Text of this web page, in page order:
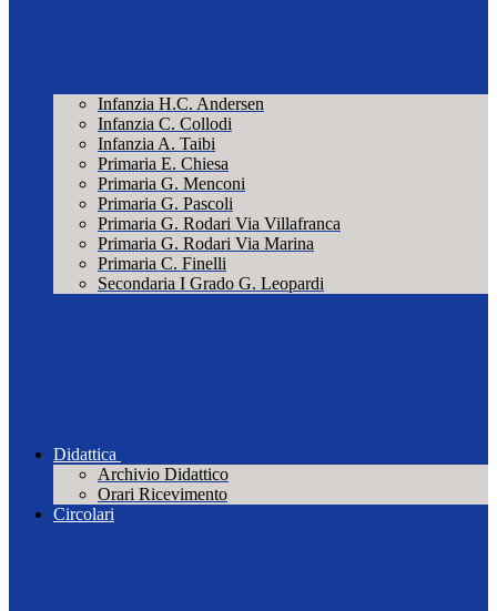
Infanzia H.C. Andersen
Infanzia C. Collodi
Infanzia A. Taibi
Primaria E. Chiesa
Primaria G. Menconi
Primaria G. Pascoli
Primaria G. Rodari Via Villafranca
Primaria G. Rodari Via Marina
Primaria C. Finelli
Secondaria I Grado G. Leopardi
Didattica
Archivio Didattico
Orari Ricevimento
Circolari